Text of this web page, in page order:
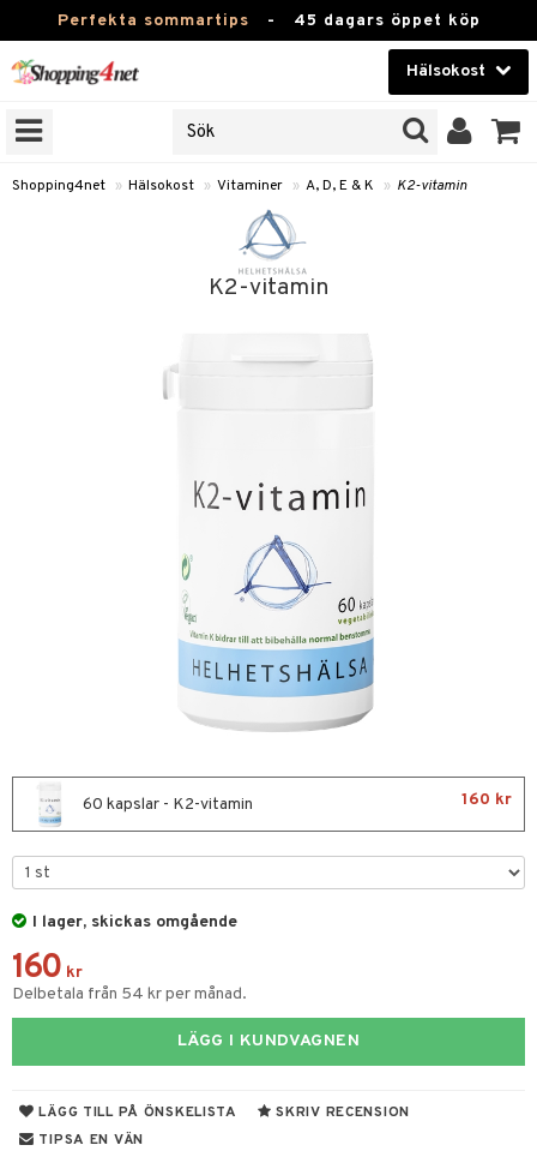
Perfekta sommartips - 45 dagars öppet köp
Hälsokost
Skönhet
Kontaktlinser
Hem & Inredning
Shopping4net » Hälsokost » Vitaminer » A, D, E & K » K2-vitamin
K2-vitamin
60 kapslar - K2-vitamin 160 kr
I lager, skickas omgående
160 kr
Delbetala från 54 kr per månad.
LÄGG I KUNDVAGNEN
LÄGG TILL PÅ ÖNSKELISTA
SKRIV RECENSION
TIPSA EN VÄN
& hals